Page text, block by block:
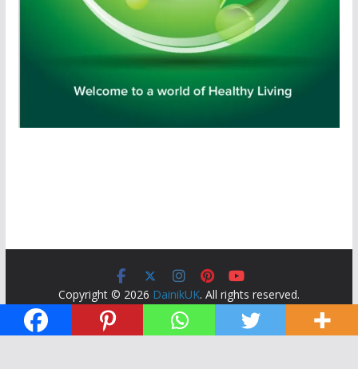
Copyright © 2026 DainikUK. All rights reserved.
Theme:
ColorMag by ThemeGrill. Powered by WordPress.